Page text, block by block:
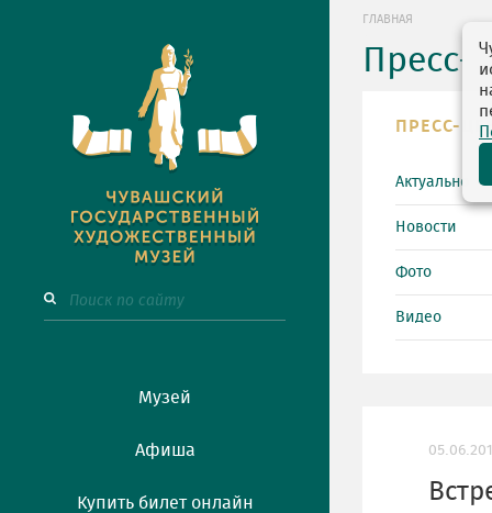
Музей
Афиша
Купить билет онлайн
ГЛАВНАЯ
Пресс-
ПРЕСС-
Актуально
Новости
Фото
Видео